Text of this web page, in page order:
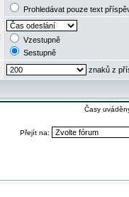
Prohledávat pouze text
Vzestupně
Sestupně
znaků z
Časy
Přejít na: